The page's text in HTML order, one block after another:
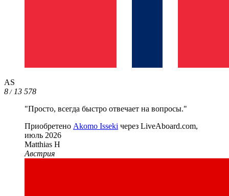
AS
8/13 578
"Просто, всегда быстро отвечает на вопросы."
Приобретено Akomo Isseki через LiveAboard.com,
июль 2026
Matthias H
Австрия